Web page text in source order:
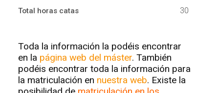
Total horas catas 30
Toda la información la podéis encontrar
en la página web del máster. También
podéis encontrar toda la información para
la matriculación en nuestra web. Existe la